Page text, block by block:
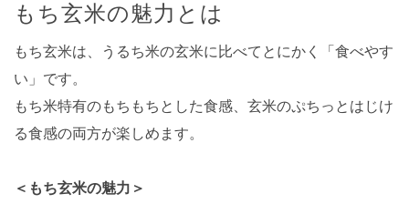
もち玄米の魅力とは
もち玄米は、うるち米の玄米に比べてとにかく「食べやす
い」です。
もち米特有のもちもちとした食感、玄米のぷちっとはじけ
る食感の両方が楽しめます。
＜もち玄米の魅力＞